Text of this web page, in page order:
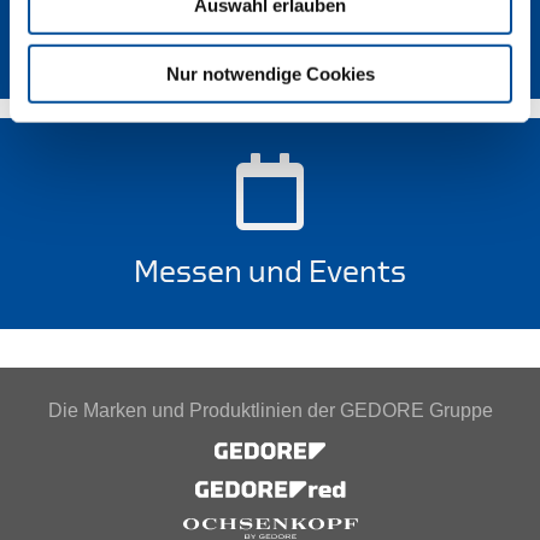
Auswahl erlauben
Nur notwendige Cookies
Lieferanten-Portal
Messen und Events
Die Marken und Produktlinien der GEDORE Gruppe